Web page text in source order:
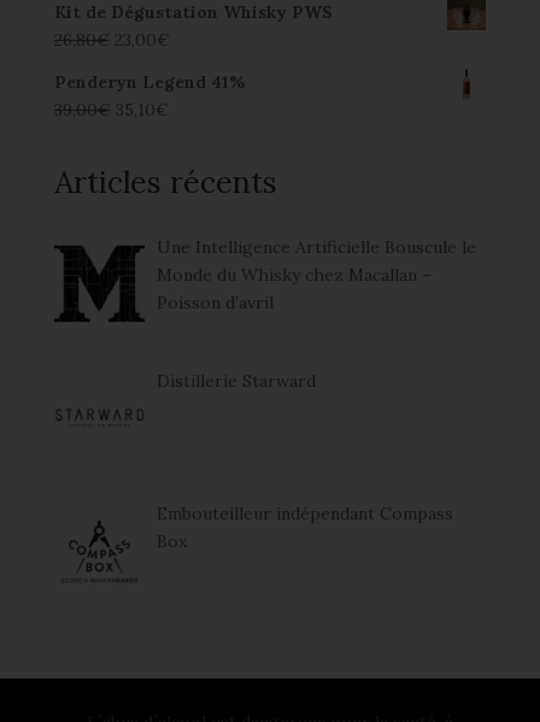
Kit de Dégustation Whisky PWS
26,80€ 23,00€
Penderyn Legend 41%
39,00€ 35,10€
Articles récents
Une Intelligence Artificielle Bouscule le
Monde du Whisky chez Macallan –
Poisson d’avril
Distillerie Starward
Embouteilleur indépendant Compass
Box